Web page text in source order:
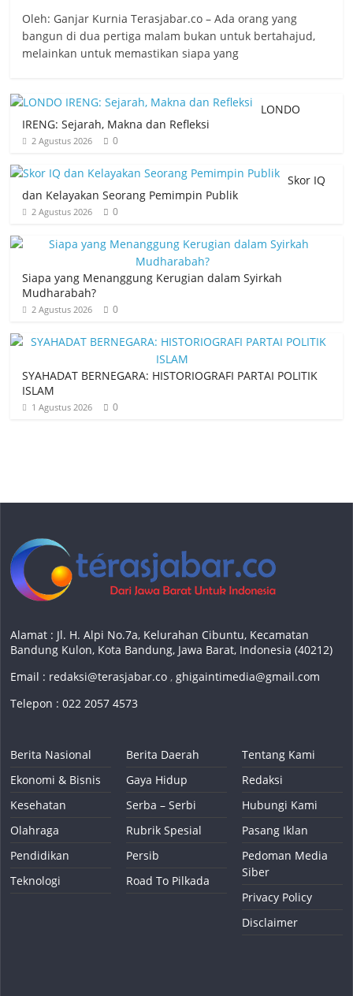
Oleh: Ganjar Kurnia Terasjabar.co – Ada orang yang
bangun di dua pertiga malam bukan untuk bertahajud,
melainkan untuk memastikan siapa yang
LONDO
IRENG: Sejarah, Makna dan Refleksi
2 Agustus 2026 0
Skor IQ
dan Kelayakan Seorang Pemimpin Publik
2 Agustus 2026 0
Siapa yang Menanggung Kerugian dalam Syirkah
Mudharabah?
2 Agustus 2026 0
SYAHADAT BERNEGARA: HISTORIOGRAFI PARTAI POLITIK
ISLAM
1 Agustus 2026 0
Alamat : Jl. H. Alpi No.7a, Kelurahan Cibuntu, Kecamatan
Bandung Kulon, Kota Bandung, Jawa Barat, Indonesia (40212)
Email : redaksi@terasjabar.co ,ghigaintimedia@gmail.com
Telepon : 022 2057 4573
Berita Nasional
Ekonomi & Bisnis
Kesehatan
Olahraga
Pendidikan
Teknologi
Berita Daerah
Gaya Hidup
Serba – Serbi
Rubrik Spesial
Persib
Road To Pilkada
Tentang Kami
Redaksi
Hubungi Kami
Pasang Iklan
Pedoman Media
Siber
Privacy Policy
Disclaimer